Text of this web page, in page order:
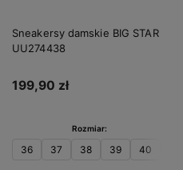
Sneakersy damskie BIG STAR
UU274438
199,90 zł
Rozmiar:
36 37 38 39 40